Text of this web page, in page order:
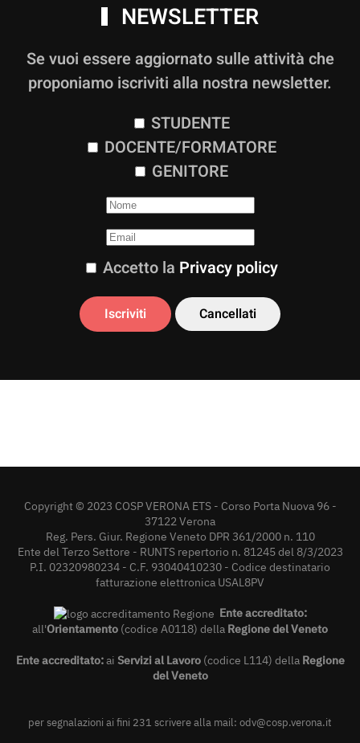
NEWSLETTER
Se vuoi essere aggiornato sulle attività che
proponiamo iscriviti alla nostra newsletter.
STUDENTE
DOCENTE/FORMATORE
GENITORE
Accetto la Privacy policy
Copyright © 2023 COSP VERONA ETS - Corso Porta Nuova 96 -
37122 Verona
Reg. Pers. Giur. Regione Veneto DPR 361/2000 n. 110
Ente del Terzo Settore - RUNTS repertorio n. 81245 del 8/3/2023
P.I. 02320980234 - C.F. 93040410230 - Codice destinatario
fatturazione elettronica USAL8PV
Ente accreditato:
all'Orientamento (codice A0118) della Regione del Veneto
Ente accreditato:ai Servizi al Lavoro(codice L114) della Regione
del Veneto
per segnalazioni ai fini 231 scrivere alla mail: odv@cosp.verona.it